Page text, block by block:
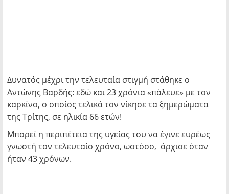
Δυνατός μέχρι την τελευταία στιγμή στάθηκε ο
Αντώνης Βαρδής: εδώ και 23 χρόνια «πάλευε» με τον
καρκίνο, ο οποίος τελικά τον νίκησε τα ξημερώματα
της Τρίτης, σε ηλικία 66 ετών!
Μπορεί η περιπέτεια της υγείας του να έγινε ευρέως
γνωστή τον τελευταίο χρόνο, ωστόσο, άρχισε όταν
ήταν 43 χρόνων.